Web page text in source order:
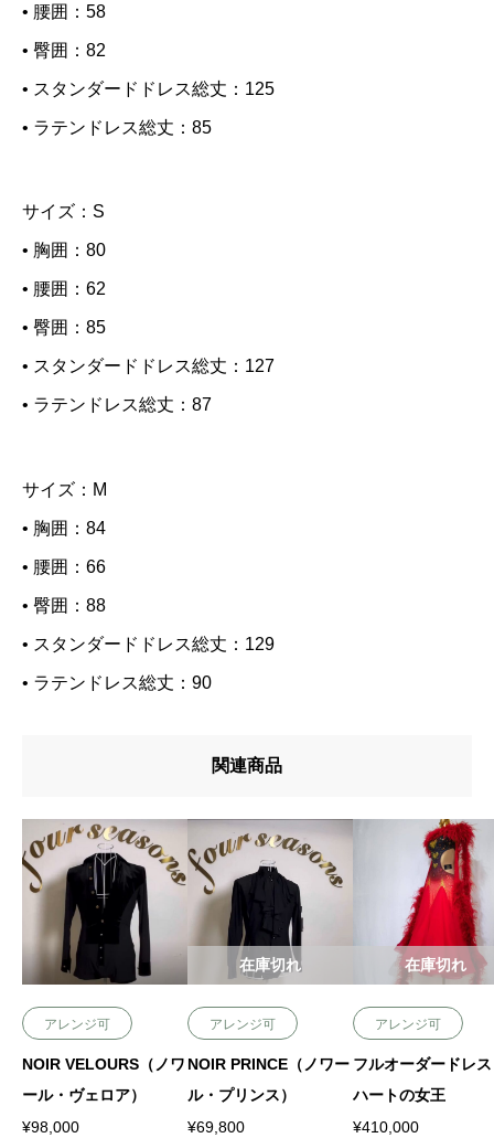
i
• 腰囲：58
• 臀囲：82
• スタンダードドレス総丈：125
• ラテンドレス総丈：85
サイズ：S
• 胸囲：80
• 腰囲：62
• 臀囲：85
• スタンダードドレス総丈：127
• ラテンドレス総丈：87
サイズ：M
• 胸囲：84
• 腰囲：66
• 臀囲：88
• スタンダードドレス総丈：129
• ラテンドレス総丈：90
関連商品
アレンジ可
NOIR VELOURS（ノワ
ール・ヴェロア）
¥98,000
アレンジ可
NOIR PRINCE（ノワー
ル・プリンス）
¥69,800
在庫切れ
アレンジ可
フルオーダードレ
ハートの女王
¥410,000
在庫切れ